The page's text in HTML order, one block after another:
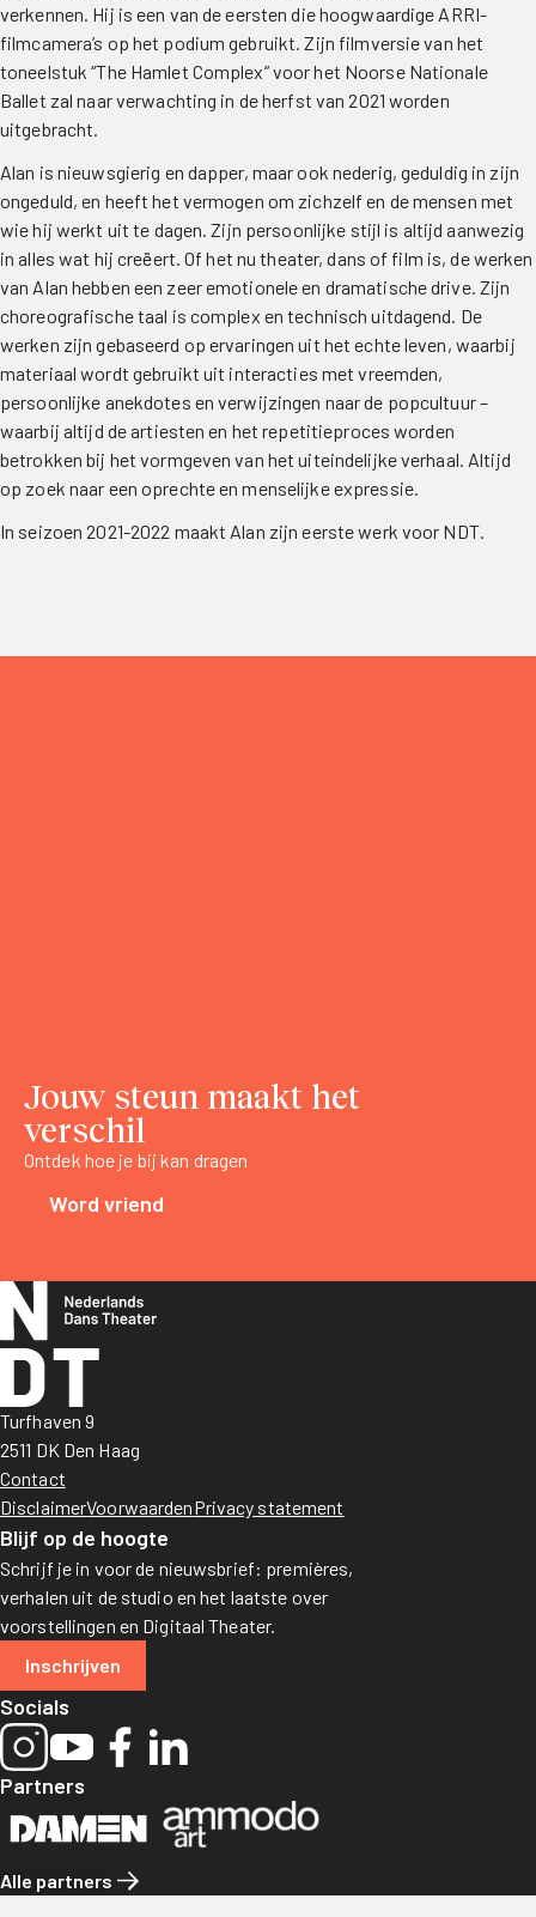
verkennen. Hij is een van de eersten die hoogwaardige ARRI-
filmcamera’s op het podium gebruikt. Zijn filmversie van het
toneelstuk “The Hamlet Complex” voor het Noorse Nationale
Ballet zal naar verwachting in de herfst van 2021 worden
uitgebracht.
Alan is nieuwsgierig en dapper, maar ook nederig, geduldig in zijn
ongeduld, en heeft het vermogen om zichzelf en de mensen met
wie hij werkt uit te dagen. Zijn persoonlijke stijl is altijd aanwezig
in alles wat hij creëert. Of het nu theater, dans of film is, de werken
van Alan hebben een zeer emotionele en dramatische drive. Zijn
choreografische taal is complex en technisch uitdagend. De
werken zijn gebaseerd op ervaringen uit het echte leven, waarbij
materiaal wordt gebruikt uit interacties met vreemden,
persoonlijke anekdotes en verwijzingen naar de popcultuur –
waarbij altijd de artiesten en het repetitieproces worden
betrokken bij het vormgeven van het uiteindelijke verhaal. Altijd
op zoek naar een oprechte en menselijke expressie.
In seizoen 2021-2022 maakt Alan zijn eerste werk voor NDT.
Jouw steun maakt het
verschil
Ontdek hoe je bij kan dragen
Word vriend
Turfhaven 9
2511 DK Den Haag
Contact
DisclaimerVoorwaardenPrivacy statement
Blijf op de hoogte
Schrijf je in voor de nieuwsbrief: premières,
verhalen uit de studio en het laatste over
voorstellingen en Digitaal Theater.
Inschrijven
Socials
Partners
Alle partners